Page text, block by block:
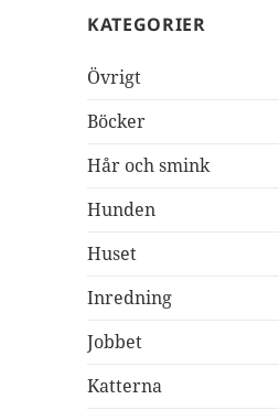
KATEGORIER
Övrigt
Böcker
Hår och smink
Hunden
Huset
Inredning
Jobbet
Katterna